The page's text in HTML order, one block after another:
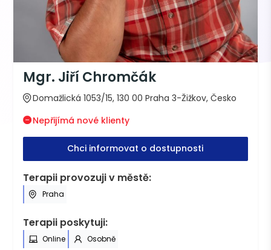
Mgr. Jiří Chromčák
Domažlická 1053/15, 130 00 Praha 3-Žižkov, Česko
Nepřijímá nové klienty
Chci informovat o dostupnosti
Terapii provozuji v městě:
Praha
Terapii poskytuji:
Online Osobně